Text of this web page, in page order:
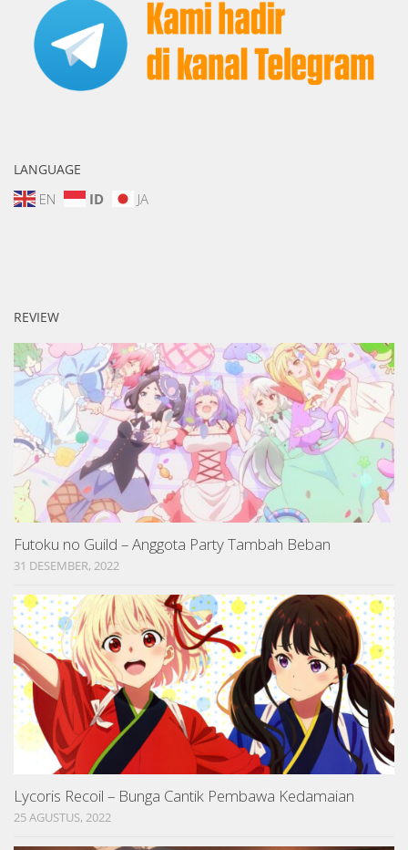
LANGUAGE
EN ID JA
REVIEW
Futoku no Guild – Anggota Party Tambah Beban
31 DESEMBER, 2022
Lycoris Recoil – Bunga Cantik Pembawa Kedamaian
25 AGUSTUS, 2022